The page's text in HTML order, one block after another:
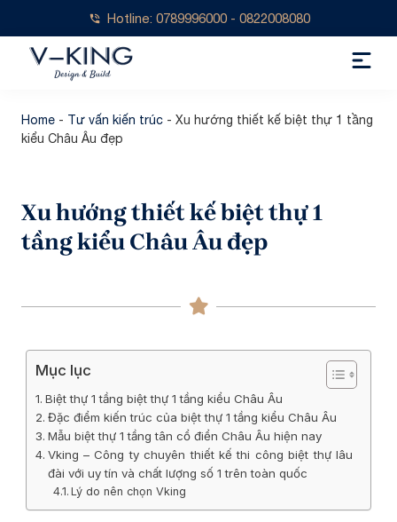
Hotline: 0789996000 - 0822008080
Home - Tư vấn kiến trúc - Xu hướng thiết kế biệt thự 1 tầng
kiểu Châu Âu đẹp
Xu hướng thiết kế biệt thự 1
tầng kiểu Châu Âu đẹp
Mục lục
Biệt thự 1 tầng biệt thự 1 tầng kiểu Châu Âu
Đặc điểm kiến trúc của biệt thự 1 tầng kiểu Châu Âu
Mẫu biệt thự 1 tầng tân cổ điển Châu Âu hiện nay
Vking – Công ty chuyên thiết kế thi công biệt thự lâu
đài với uy tín và chất lượng số 1 trên toàn quốc
Lý do nên chọn Vking